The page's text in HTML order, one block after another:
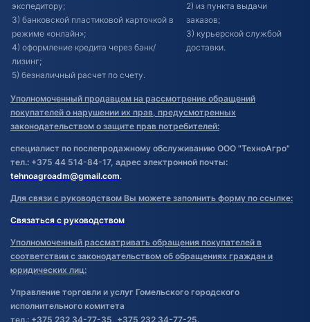
экспедитору;
3) банковской пластиковой карточкой в
режиме «онлайн»;
4) оформление кредита через банк/
лизинг;
5) безналичный расчет по счету.
2) из пункта выдачи
заказов;
3) курьерской службой
доставки.
Уполномоченный продавцом на рассмотрение обращений
покупателей о нарушении их прав, предусмотренных
законодательством о защите прав потребителей:
специалист по послепродажному обслуживанию ООО "ТехноАгро"
тел.: +375 44 514-84-17, адрес электронной почты:
tehnoagroadm@gmail.com.
Для связи с руководством Вы можете заполнить форму по ссылке:
Связаться с руководством
Уполномоченный рассматривать обращения покупателей в
соответствии с законодательством об обращениях граждан и
юридических лиц:
Управление торговли и услуг Гомельского городского
исполнительного комитета
тел.: +375 232 34-77-35, +375 232 34-77-25.